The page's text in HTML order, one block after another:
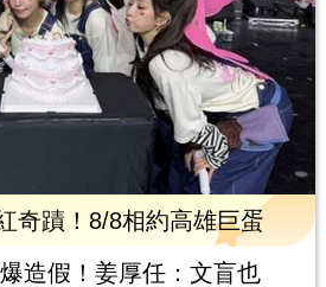
奇蹟！8/8相約高雄巨蛋
造假！姜厚任：文盲也